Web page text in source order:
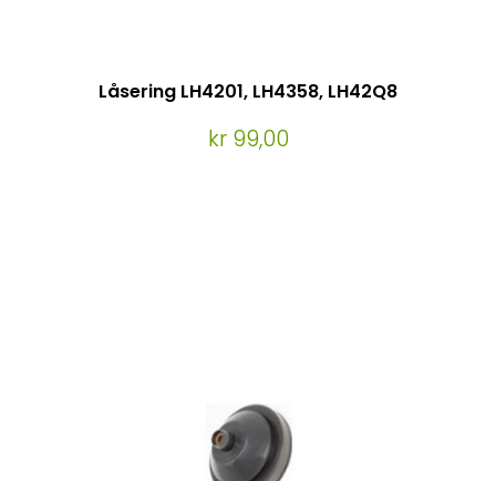
Låsering LH4201, LH4358, LH42Q8
kr 99,00